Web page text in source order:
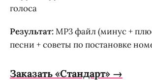
голоса
Результат:MP3 файл (минус +
песни + советы по постановке
Заказать «Стандарт» →